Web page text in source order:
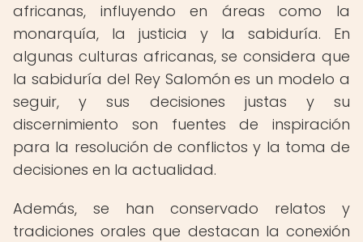
africanas, influyendo en áreas como la
monarquía, la justicia y la sabiduría. En
algunas culturas africanas, se considera que
la sabiduría del Rey Salomón es un modelo a
seguir, y sus decisiones justas y su
discernimiento son fuentes de inspiración
para la resolución de conflictos y la toma de
decisiones en la actualidad.
Además, se han conservado relatos y
tradiciones orales que destacan la conexión